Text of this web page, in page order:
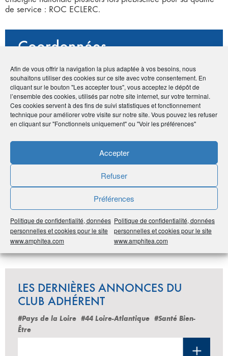
Afin de vous offrir la navigation la plus adaptée à vos besoins, nous
souhaitons utiliser des cookies sur ce site avec votre consentement. En
cliquant sur le bouton "Les accepter tous", vous acceptez le dépôt de
l’ensemble des cookies, utilisés par notre site internet, sur votre terminal.
Ces cookies servent à des fins de suivi statistiques et fonctionnement
technique pour améliorer votre visite sur notre site. Vous pouvez les refuser
en cliquant sur "Fonctionnels uniquement" ou "Voir les préférences"
Accepter
Refuser
Préférences
Politique de confidentialité, données
personnelles et cookies pour le site
www.amphitea.com
Politique de confidentialité, données
personnelles et cookies pour le site
www.amphitea.com
de service : ROC ECLERC.
Coordonnées
• Laurent Remlé
• 2 Rue Kellermann - 67450 Mundolsheim
•03 67 10 34 10-03 88 33 93 55
•laurent.remle@groupe-safe.fr
•http://groupe-safe.fr
Imprimer
Partager
LES DERNIÈRES ANNONCES DU
CLUB ADHÉRENT
#Pays de la Loire #44 Loire-Atlantique #Santé Bien-
Être